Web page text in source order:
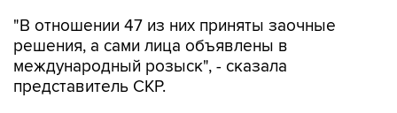
"В отношении 47 из них приняты заочные
решения, а сами лица объявлены в
международный розыск", - сказала
представитель СКР.